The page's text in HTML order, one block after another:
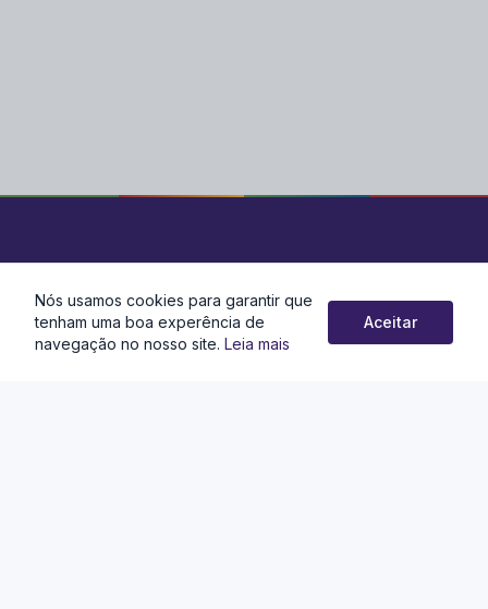
Localização
Gabinetes: Rua Cleber Soares de Andrade, 10, Centro,
Nós usamos cookies para garantir que
tenham uma boa experência de
navegação no nosso site. Leia mais
Aceitar